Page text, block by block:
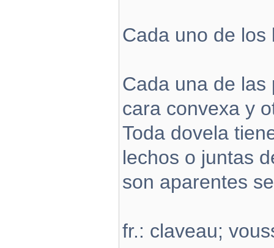
Cada uno de
Cada una de
cara convexa y
Toda dovela
lechos o juntas
son aparentes
fr.: claveau;